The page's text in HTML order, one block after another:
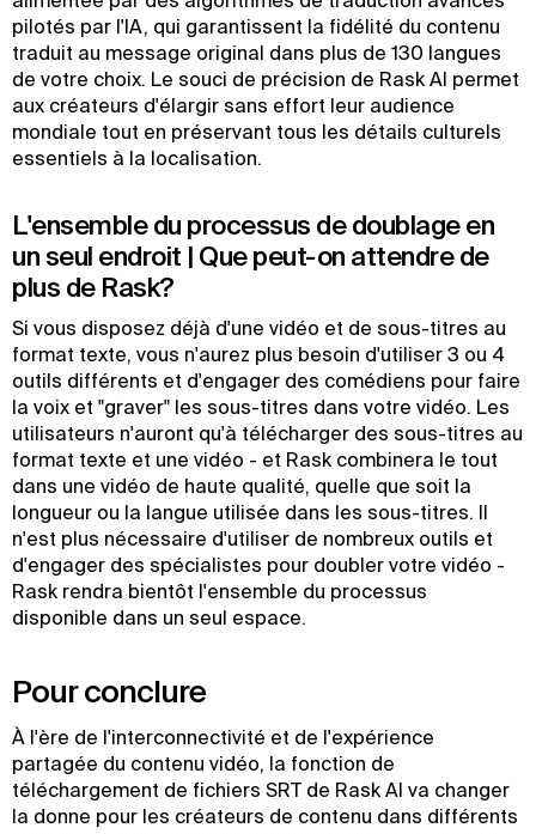
pilotés par l'IA, qui garantissent la fidélité du contenu
traduit au message original dans plus de 130 langues
de votre choix. Le souci de précision de Rask AI permet
aux créateurs d'élargir sans effort leur audience
mondiale tout en préservant tous les détails culturels
essentiels à la localisation.
L'ensemble du processus de doublage en
un seul endroit | Que peut-on attendre de
plus de Rask?
Si vous disposez déjà d'une vidéo et de sous-titres au
format texte, vous n'aurez plus besoin d'utiliser 3 ou 4
outils différents et d'engager des comédiens pour faire
la voix et "graver" les sous-titres dans votre vidéo. Les
utilisateurs n'auront qu'à télécharger des sous-titres au
format texte et une vidéo - et Rask combinera le tout
dans une vidéo de haute qualité, quelle que soit la
longueur ou la langue utilisée dans les sous-titres. Il
n'est plus nécessaire d'utiliser de nombreux outils et
d'engager des spécialistes pour doubler votre vidéo -
Rask rendra bientôt l'ensemble du processus
disponible dans un seul espace.
Pour conclure
À l'ère de l'interconnectivité et de l'expérience
partagée du contenu vidéo, la fonction de
téléchargement de fichiers SRT de Rask AI va changer
la donne pour les créateurs de contenu dans différents